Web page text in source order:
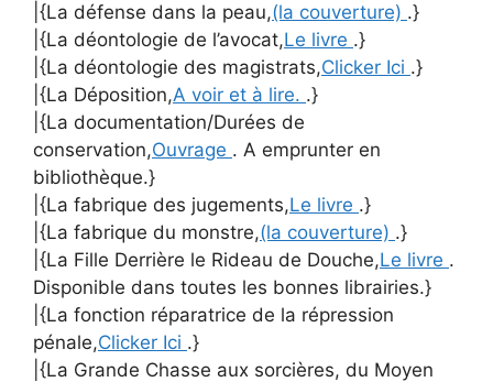
|{La défense dans la peau,(la couverture) .}
|{La déontologie de l’avocat,Le livre .}
|{La déontologie des magistrats,Clicker Ici .}
|{La Déposition,A voir et à lire. .}
|{La documentation/Durées de
conservation,Ouvrage . A emprunter en
bibliothèque.}
|{La fabrique des jugements,Le livre .}
|{La fabrique du monstre,(la couverture) .}
|{La Fille Derrière le Rideau de Douche,Le livre .
Disponible dans toutes les bonnes librairies.}
|{La fonction réparatrice de la répression
pénale,Clicker Ici .}
|{La Grande Chasse aux sorcières, du Moyen